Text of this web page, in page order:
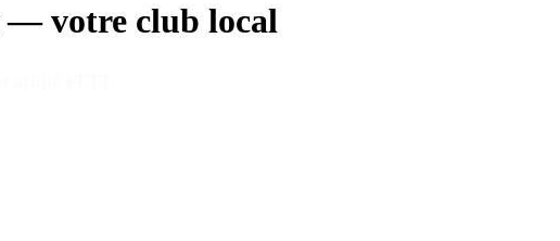
—votre club local